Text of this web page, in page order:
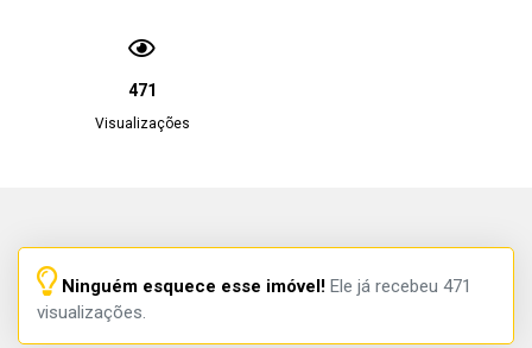
471
Visualizações
Ninguém esquece esse imóvel! Ele já recebeu 471
visualizações.